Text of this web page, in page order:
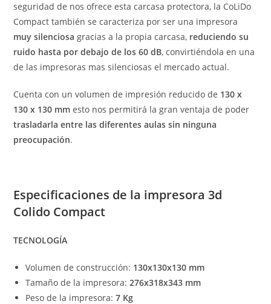
seguridad de nos ofrece esta carcasa protectora, la CoLiDo
Compact también se caracteriza por ser una impresora
muy silenciosa gracias a la propia carcasa, reduciendo su
ruido hasta por debajo de los 60 dB, convirtiéndola en una
de las impresoras mas silenciosas el mercado actual.
Cuenta con un volumen de impresión reducido de 130 x
130 x 130 mm esto nos permitirá la gran ventaja de poder
trasladarla entre las diferentes aulas sin ninguna
preocupación.
Especificaciones de la impresora 3d
Colido Compact
TECNOLOGÍA
Volumen de construcción: 130x130x130 mm
Tamaño de la impresora:276x318x343 mm
Peso de la impresora: 7 Kg